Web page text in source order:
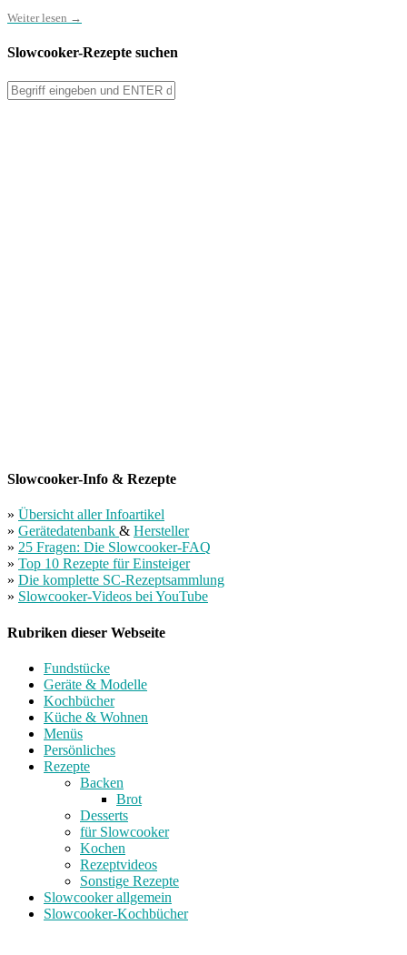
Weiter lesen →
Slowcooker-Rezepte suchen
Slowcooker-Info & Rezepte
» Übersicht aller Infoartikel
» Gerätedatenbank & Hersteller
» 25 Fragen: Die Slowcooker-FAQ
» Top 10 Rezepte für Einsteiger
» Die komplette SC-Rezeptsammlung
» Slowcooker-Videos bei YouTube
Rubriken dieser Webseite
Fundstücke
Geräte & Modelle
Kochbücher
Küche & Wohnen
Menüs
Persönliches
Rezepte
Backen
Brot
Desserts
für Slowcooker
Kochen
Rezeptvideos
Sonstige Rezepte
Slowcooker allgemein
Slowcooker-Kochbücher